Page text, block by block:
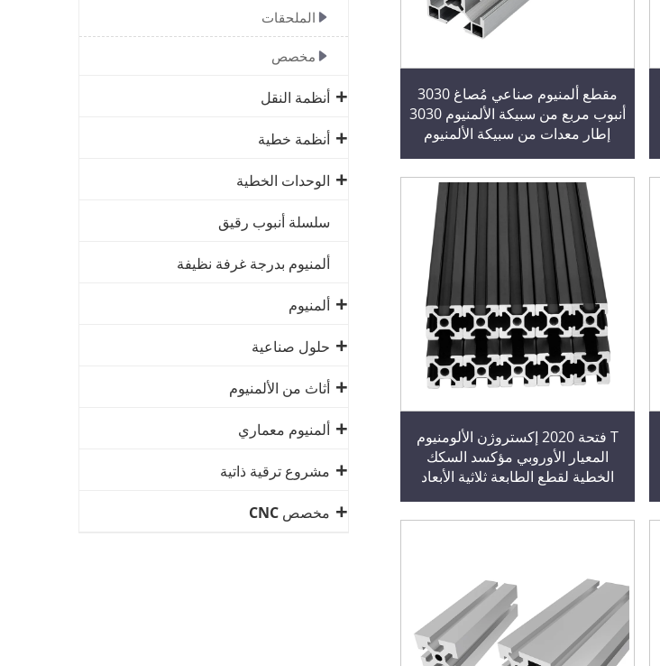
الملحقات
مخصص
أنظمة النقل
أنظمة خطية
الوحدات الخطية
سلسلة أنبوب رقيق
ألمنيوم بدرجة غرفة نظيفة
ألمنيوم
حلول صناعية
أثاث من الألمنيوم
ألمنيوم معماري
مشروع ترقية ذاتية
مخصص CNC
مقطع ألمنيوم صناعي مُصاغ 3030
أنبوب مربع من سبيكة الألمنيوم 3030
إطار معدات من سبيكة الألمنيوم
T فتحة 2020 إكستروژن الألومنيوم
المعيار الأوروبي مؤكسد السكك
الخطية لقطع الطابعة ثلاثية الأبعاد